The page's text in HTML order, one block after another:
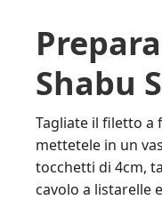
Shabu
Tagliate il filetto
mettetele in un
tocchetti di 4cm,
cavolo a listarelle